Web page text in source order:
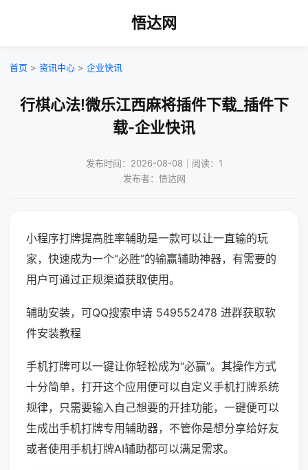
悟达网
首页 > 资讯中心 > 企业快讯
行棋心法!微乐江西麻将插件下载_插件下
载-企业快讯
发布时间：2026-08-08｜阅读：1
发布者：悟达网
小程序打牌提高胜率辅助是一款可以让一直输的玩
家，快速成为一个“必胜”的输赢辅助神器，有需要的
用户可通过正规渠道获取使用。
辅助安装，可QQ搜索申请 549552478 进群获取软
件安装教程
手机打牌可以一键让你轻松成为“必赢”。其操作方式
十分简单，打开这个应用便可以自定义手机打牌系统
规律，只需要输入自己想要的开挂功能，一键便可以
生成出手机打牌专用辅助器，不管你是想分享给好友
或者使用手机打牌AI辅助都可以满足需求。